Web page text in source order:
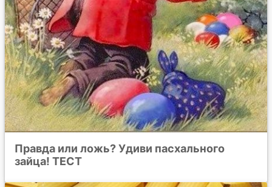
Правда или ложь? Удиви пасхального
зайца! ТЕСТ